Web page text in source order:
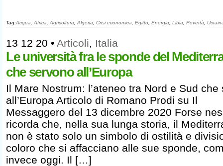
Tag:Acqua Africa Agricoltura Algeria Crisi economica Egitto Energia Libia Povertà
13 12 20 • Articoli, Italia
Le università fra le sponde del
che servono all’Europa
Il Mare Nostrum: l’ateneo tra Nord e Sud che
all’Europa Articolo di Romano Prodi su Il
Messaggero del 13 dicembre 2020 Forse
ricorda che, nella sua lunga storia, il
non è stato solo un simbolo di ostilità e
coloro che si affacciano alle sue sponde,
invece oggi. Il […]